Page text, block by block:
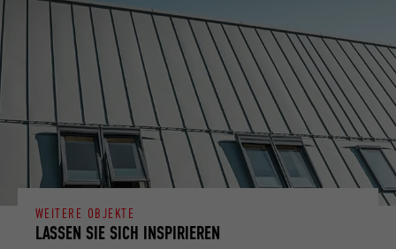
LASSEN SIE SICH INSPIRIEREN
WEITERE OBJEKTE